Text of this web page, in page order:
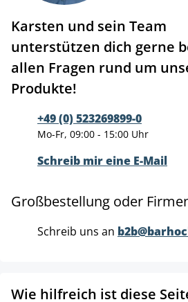
Karsten und sein Team
unterstützen dich gerne
allen Fragen rund um
Produkte!
+49 (0) 523269899-0
Mo-Fr, 09:00 - 15:00 Uhr
Schreib mir eine E-Mail
Großbestellung oder
Schreib uns an
Wie hilfreich ist diese